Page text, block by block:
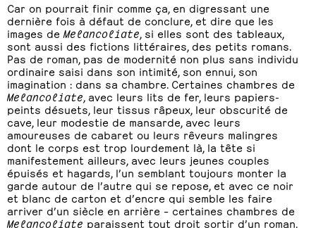
Car on pourrait finir comme ça, en digressant une
dernière fois à défaut de conclure, et dire que les
images de Melancoliate , si elles sont des tableaux,
sont aussi des fictions littéraires, des petits romans.
Pas de roman, pas de modernité non plus sans individu
ordinaire saisi dans son intimité, son ennui, son
imagination : dans sa chambre. Certaines chambres de
Melancoliate , avec leurs lits de fer, leurs papiers-
peints désuets, leur tissus râpeux, leur obscurité de
cave, leur modestie de mansarde, avec leurs
amoureuses de cabaret ou leurs rêveurs malingres
dont le corps est trop lourdement là, la tête si
manifestement ailleurs, avec leurs jeunes couples
épuisés et hagards, l’un semblant toujours monter la
garde autour de l’autre qui se repose, et avec ce noir
et blanc de carton et d’encre qui semble les faire
arriver d’un siècle en arrière – certaines chambres de
Melancoliate paraissent tout droit sortir d’un roman.